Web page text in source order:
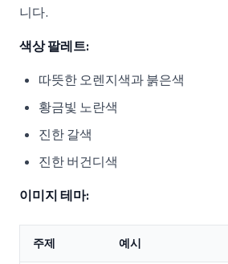
니다.
색상 팔레트:
따뜻한 오렌지색과 붉은색
황금빛 노란색
진한 갈색
진한 버건디색
이미지 테마:
주제 예시